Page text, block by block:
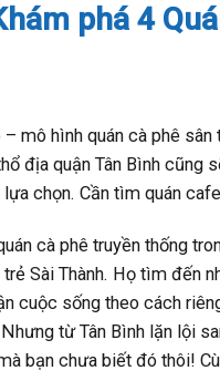
phá 4
– mô hình quán cà phê
địa quận Tân Bình cũng
chọn. Cần tìm quán
cà phê truyền thống
Sài Thành. Họ tìm đến
cuộc sống theo cách
từ Tân Bình lặn lội
bạn chưa biết đó thôi!